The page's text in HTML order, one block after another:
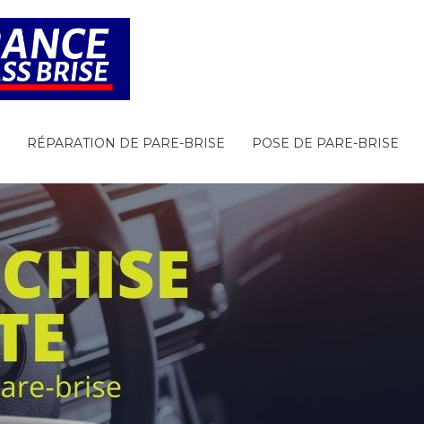
RÉPARATION DE PARE-BRISE POSE DE PARE-BRISE